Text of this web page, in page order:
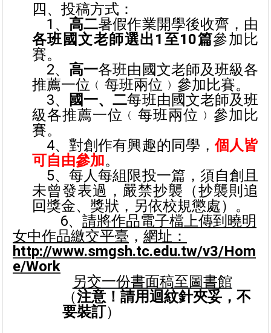
四、投稿方式：
1 、 高二暑假作業開學後收齊，由
各班國文老師選出1至10篇參加比
賽。
2、 高一各班由國文老師及班級各
推薦一位﹙每班兩位﹚參加比賽。
3、 國一、二每班由國文老師及班
級各推薦一位﹙每班兩位﹚參加比
賽。
4、對創作有興趣的同學，個人皆
可自由參加。
5、每人每組限投一篇，須自創且
未曾發表過，嚴禁抄襲（抄襲則追
回獎金、獎狀，另依校規懲處）。
6、 請將作品電子檔上傳到曉明
女中作品繳交平臺 ， 網址：
http://www.smgsh.tc.edu.tw/v3/Hom
e/Work
另交一份書面稿至圖書館
（注意！請用迴紋針夾妥，不
要裝訂）